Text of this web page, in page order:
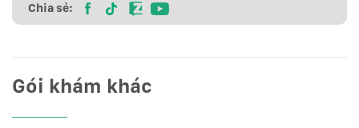
Chia sẻ:
Gói khám khác